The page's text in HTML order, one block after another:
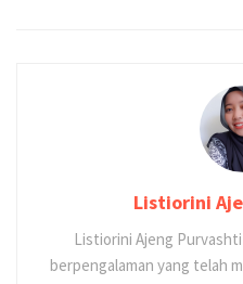
Listiorini
Listiorini Ajeng
berpengalaman yang telah